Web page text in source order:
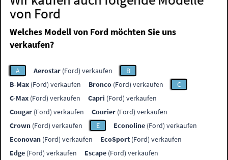
von Ford
Welches Modell von Ford möchten Sie uns
verkaufen?
A Aerostar (Ford) verkaufen
B
B-Max (Ford) verkaufen Bronco (Ford) verkaufen
C
C-Max (Ford) verkaufen Capri (Ford) verkaufen
Cougar (Ford) verkaufen Courier (Ford) verkaufen
Crown (Ford) verkaufen E Econoline (Ford) verkaufen
Econovan (Ford) verkaufen EcoSport (Ford) verkaufen
Edge (Ford) verkaufen Escape (Ford) verkaufen